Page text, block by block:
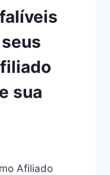
sua
Afiliado